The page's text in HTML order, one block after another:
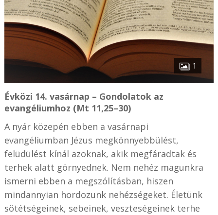
1
Évközi 14. vasárnap – Gondolatok az
evangéliumhoz (Mt 11,25–30)
A nyár közepén ebben a vasárnapi
evangéliumban Jézus megkönnyebbülést,
felüdülést kínál azoknak, akik megfáradtak és
terhek alatt görnyednek. Nem nehéz magunkra
ismerni ebben a megszólításban, hiszen
mindannyian hordozunk nehézségeket. Életünk
sötétségeinek, sebeinek, veszteségeinek terhe